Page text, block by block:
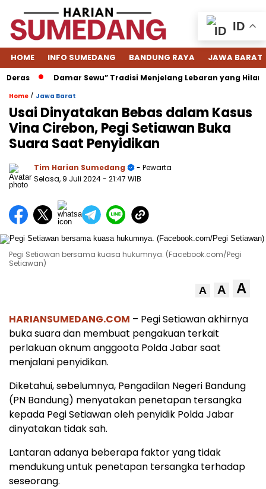
HOME INFO SUMEDANG BANDUNG RAYA JAWA BARAT
Damar Sewu” Tradisi Menjelang Lebaran yang Hilang di
Home / Jawa Barat
Usai Dinyatakan Bebas dalam Kasus
Vina Cirebon, Pegi Setiawan Buka
Suara Saat Penyidikan
Tim Harian Sumedang
- Pewarta
Selasa, 9 Juli 2024- 21:47 WIB
Pegi Setiawan bersama kuasa hukumnya. (Facebook.com/Pegi
Setiawan)
A A A
HARIANSUMEDANG.COM – Pegi Setiawan akhirnya
buka suara dan membuat pengakuan terkait
perlakuan oknum anggoota Polda Jabar saat
menjalani penyidikan.
Diketahui, sebelumnya, Pengadilan Negeri Bandung
(PN Bandung) menyatakan penetapan tersangka
kepada Pegi Setiawan oleh penyidik Polda Jabar
dinyatakan tidak sah.
Lantaran adanya beberapa faktor yang tidak
mendukung untuk penetapan tersangka terhadap
seseorang.
ID